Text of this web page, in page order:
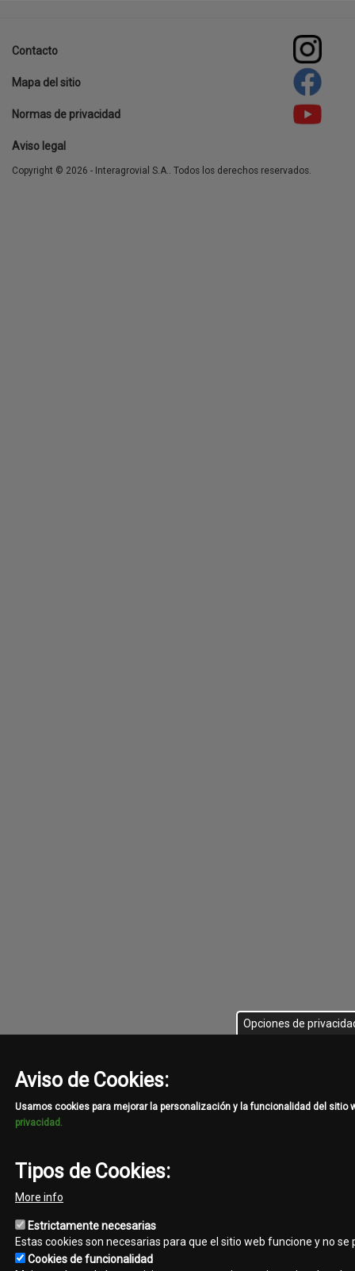
Footer
menu
Contacto
Mapa del sitio
Normas de privacidad
Aviso legal
Copyright © 2026 - Interagrovial S.A.. Todos los derechos reservados.
Opciones de
Aviso de Cookies:
Usamos cookies para mejorar la personalización y la funcionalidad del sitio
privacidad.
Tipos de Cookies:
More info
Estrictamente necesarias
Estas cookies son necesarias para que el sitio web funcione y no
Cookies de funcionalidad